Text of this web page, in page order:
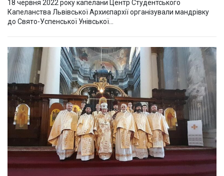
18 червня 2022 року капелани Центр Студентського
Капеланства Львівської Архиєпархії організували мандрівку
до Свято-Успенської Унівської...